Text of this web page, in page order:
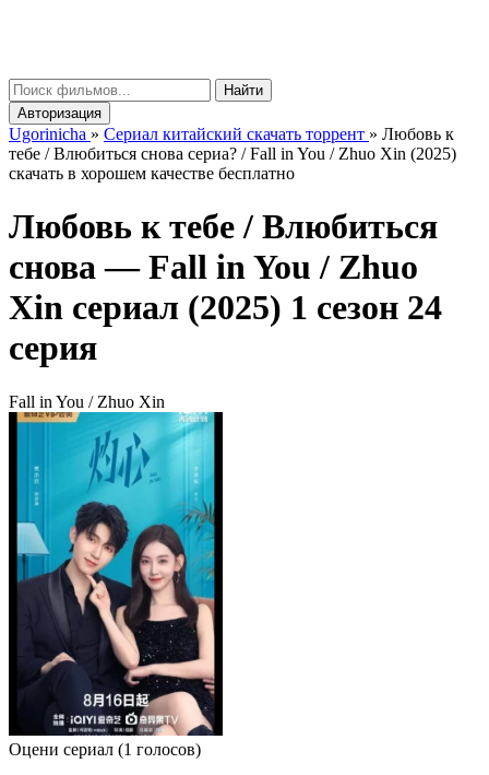
Найти
Авторизация
Ugorinicha » Сериал китайский скачать торрент » Любовь к
тебе / Влюбиться снова сериа? / Fall in You / Zhuo Xin (2025)
скачать в хорошем качестве бесплатно
Любовь к тебе / Влюбиться
снова —Fall in You / Zhuo
Xin сериал (2025) 1 сезон 24
серия
Fall in You / Zhuo Xin
Оцени сериал (1 голосов)